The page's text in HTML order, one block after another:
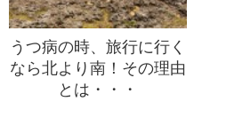
うつ病の時、旅行に行く
なら北より南！その理由
とは・・・